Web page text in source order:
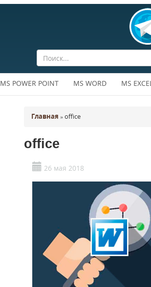
MS POWER POINT MS WORD MS EXCEL
Главная »office
office
26 мая 2018